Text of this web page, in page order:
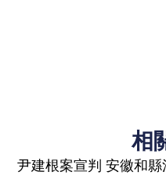
相
尹建根案宣判 安徽和